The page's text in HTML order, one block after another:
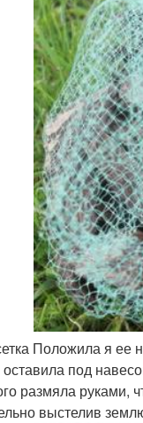
Положила я ее
оставила под
размяла руками,
выстелив